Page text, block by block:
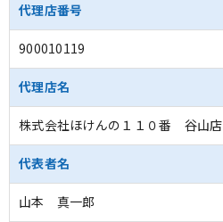
代理店番号
900010119
代理店名
株式会社ほけんの１１０番 谷山店
代表者名
山本 真一郎